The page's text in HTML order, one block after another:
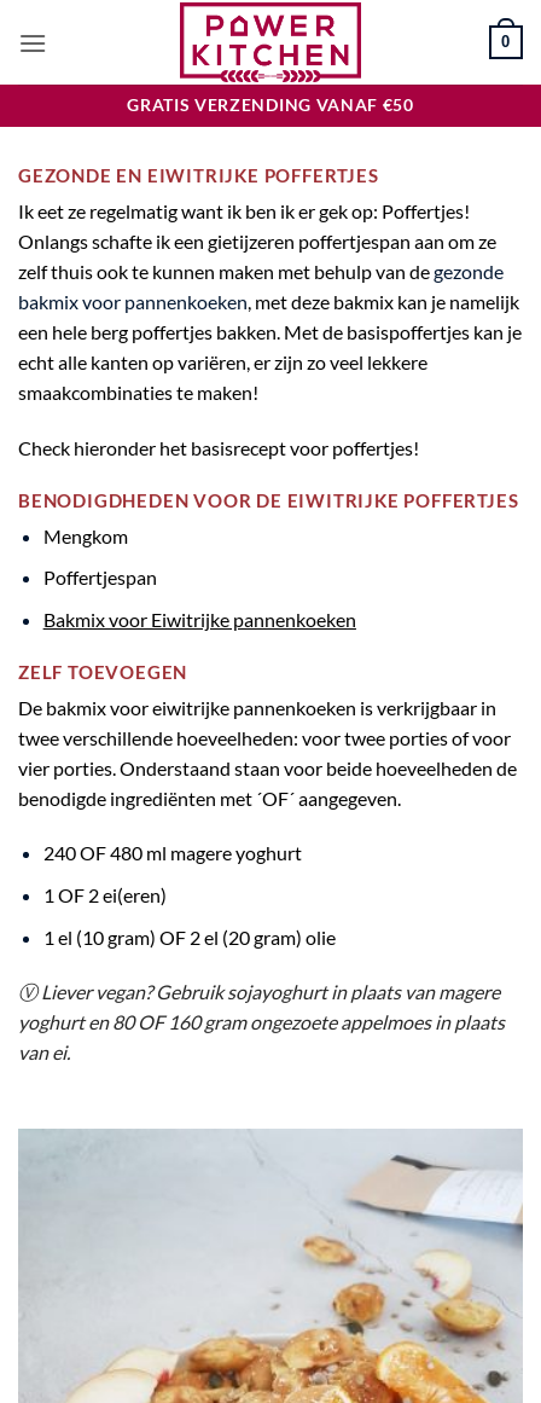
naar
0
GRATIS VERZENDING VANAF €50
GEZONDE EN EIWITRIJKE POFFERTJES
Ik eet ze regelmatig want ik ben ik er gek op: Poffertjes!
Onlangs schafte ik een gietijzeren poffertjespan aan om ze
zelf thuis ook te kunnen maken met behulp van degezonde
bakmix voor pannenkoeken, met deze bakmix kan je namelijk
een hele berg poffertjes bakken. Met de basispoffertjes kan je
echt alle kanten op variëren, er zijn zo veel lekkere
smaakcombinaties te maken!
Check hieronder het basisrecept voor poffertjes!
BENODIGDHEDEN VOOR DE EIWITRIJKE POFFERTJES
Mengkom
Poffertjespan
Bakmix voor Eiwitrijke pannenkoeken
ZELF TOEVOEGEN
De bakmix voor eiwitrijke pannenkoeken is verkrijgbaar in
twee verschillende hoeveelheden: voor twee porties of voor
vier porties. Onderstaand staan voor beide hoeveelheden de
benodigde ingrediënten met ´OF´ aangegeven.
240 OF 480 ml magere yoghurt
1 OF 2 ei(eren)
1 el (10 gram) OF 2 el (20 gram) olie
ⓋLiever vegan? Gebruik sojayoghurt in plaats van magere
yoghurt en 80 OF 160 gram ongezoete appelmoes in plaats
van ei.